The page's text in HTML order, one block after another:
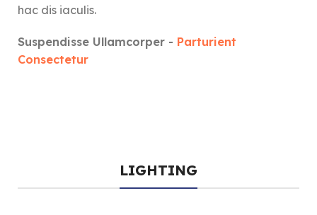
hac dis iaculis.
Suspendisse Ullamcorper - Parturient
Consectetur
LIGHTING